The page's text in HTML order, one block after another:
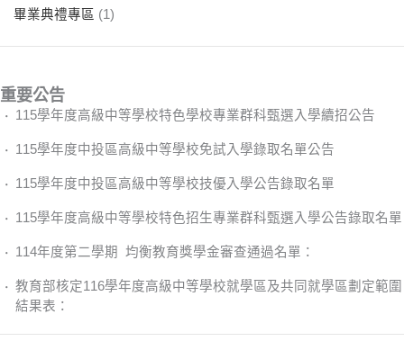
畢業典禮專區 (1)
重要公告
115學年度高級中等學校特色學校專業群科甄選入學續招公告
115學年度中投區高級中等學校免試入學錄取名單公告
115學年度中投區高級中等學校技優入學公告錄取名單
115學年度高級中等學校特色招生專業群科甄選入學公告錄取名單
114年度第二學期 均衡教育獎學金審查通過名單：
教育部核定116學年度高級中等學校就學區及共同就學區劃定範圍
結果表：